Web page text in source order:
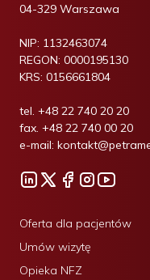
04-329 Warszawa
NIP: 1132463074
REGON: 0000195130
KRS: 0156661804
tel. +48 22 740 20 20
fax. +48 22 740 00 20
e-mail:
Oferta dla pacjentów
Umów wizytę
Opieka NFZ